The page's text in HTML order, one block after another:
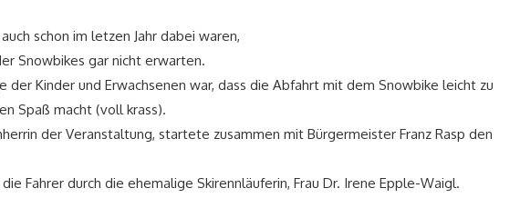
schon im letzen Jahr dabei waren,
Snowbikes gar nicht erwarten.
der Kinder und Erwachsenen war, dass die Abfahrt mit dem Snowbike leicht zu
Spaß macht (voll krass).
der Veranstaltung, startete zusammen mit Bürgermeister Franz Rasp den
Fahrer durch die ehemalige Skirennläuferin, Frau Dr. Irene Epple-Waigl.